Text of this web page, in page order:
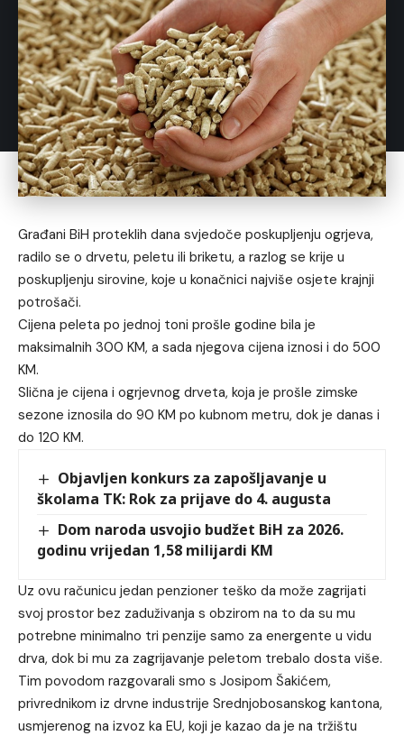
Građani BiH proteklih dana svjedoče poskupljenju ogrjeva,
radilo se o drvetu, peletu ili briketu, a razlog se krije u
poskupljenju sirovine, koje u konačnici najviše osjete krajnji
potrošači.
Cijena peleta po jednoj toni prošle godine bila je
maksimalnih 300 KM, a sada njegova cijena iznosi i do 500
KM.
Slična je cijena i ogrjevnog drveta, koja je prošle zimske
sezone iznosila do 90 KM po kubnom metru, dok je danas i
do 120 KM.
Objavljen konkurs za zapošljavanje u
školama TK: Rok za prijave do 4. augusta
Dom naroda usvojio budžet BiH za 2026.
godinu vrijedan 1,58 milijardi KM
Uz ovu računicu jedan penzioner teško da može zagrijati
svoj prostor bez zaduživanja s obzirom na to da su mu
potrebne minimalno tri penzije samo za energente u vidu
drva, dok bi mu za zagrijavanje peletom trebalo dosta više.
Tim povodom razgovarali smo s Josipom Šakićem,
privrednikom iz drvne industrije Srednjobosanskog kantona,
usmjerenog na izvoz ka EU, koji je kazao da je na tržištu